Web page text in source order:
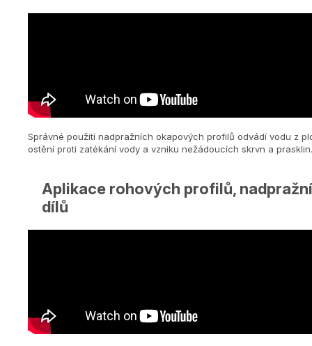
Správné použití nadpražních okapových profilů odvádí vodu z
ostění proti zatékání vody a vzniku nežádoucích skrvn a
Aplikace rohových profilů,
dílů